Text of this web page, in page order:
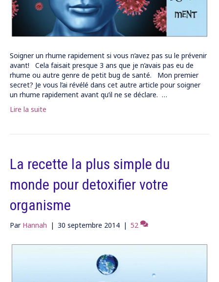
Soigner un rhume rapidement si vous n’avez pas su le prévenir
avant! Cela faisait presque 3 ans que je n’avais pas eu de
rhume ou autre genre de petit bug de santé. Mon premier
secret? Je vous l’ai révélé dans cet autre article pour soigner
un rhume rapidement avant qu’il ne se déclare. …
Lire la suite
La recette la plus simple du
monde pour detoxifier votre
organisme
Par Hannah | 30 septembre 2014 | 52